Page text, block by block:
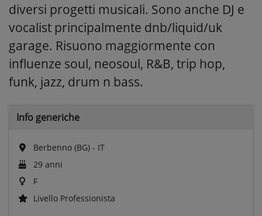
diversi progetti musicali. Sono anche DJ e
vocalist principalmente dnb/liquid/uk
garage. Risuono maggiormente con
influenze soul, neosoul, R&B, trip hop,
funk, jazz, drum n bass.
Info generiche
Berbenno (BG) - IT
29 anni
F
Livello Professionista